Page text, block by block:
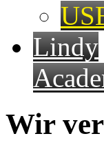
Lindy
Wir